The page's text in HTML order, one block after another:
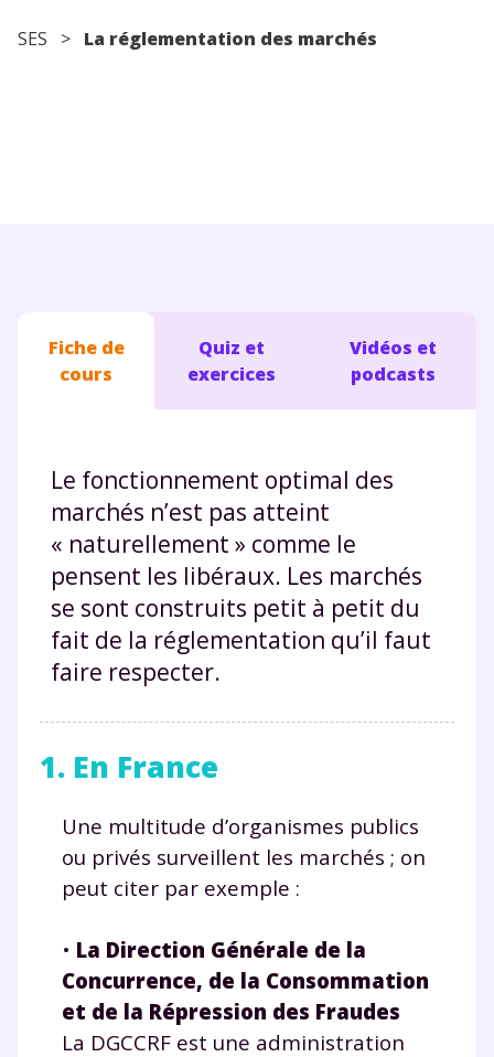
SES > La réglementation des marchés
Fiche de
cours
Quiz et
exercices
Vidéos et
podcasts
Le fonctionnement optimal des
marchés n’est pas atteint
« naturellement » comme le
pensent les libéraux. Les marchés
se sont construits petit à petit du
fait de la réglementation qu’il faut
faire respecter.
1. En France
Une multitude d’organismes publics
ou privés surveillent les marchés ; on
peut citer par exemple :
• La Direction Générale de la
Concurrence, de la Consommation
et de la Répression des Fraudes
La DGCCRF est une administration